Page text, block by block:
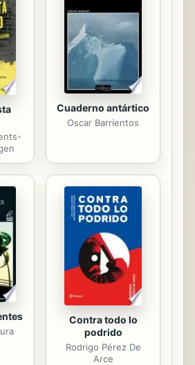
no sean puros y hermosos, si lo
tal vez me sentiría culpable
todo lo que debo hacerles. No
es mi deber,...
Cuaderno antártico
Oscar Barrientos
Contra todo lo
podrido
Rodrigo Pérez De
Arce